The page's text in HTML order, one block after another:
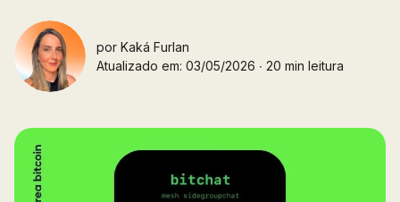
por Kaká Furlan
Atualizado em: 03/05/2026 ∙ 20 min leitura